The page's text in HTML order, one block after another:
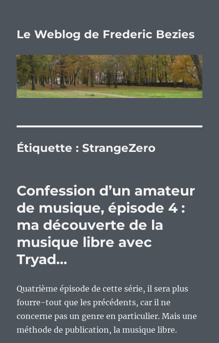
Le Weblog de Frederic Bezies
Étiquette : StrangeZero
Confession d’un amateur
de musique, épisode 4 :
ma découverte de la
musique libre avec
Tryad…
Quatrième épisode de cette série, il sera plus
fourre-tout que les précédents, car il ne
concerne pas un genre en particulier. Mais une
méthode de publication, la musique libre.